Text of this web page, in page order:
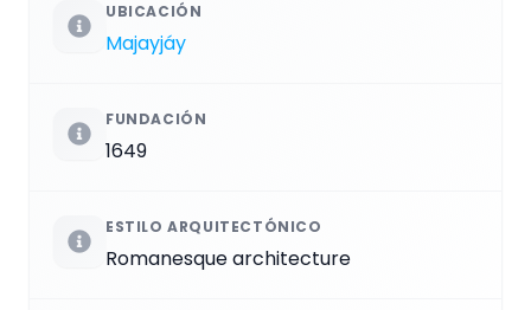
UBICACIÓN
Majayjáy
FUNDACIÓN
1649
ESTILO ARQUITECTÓNICO
Romanesque architecture